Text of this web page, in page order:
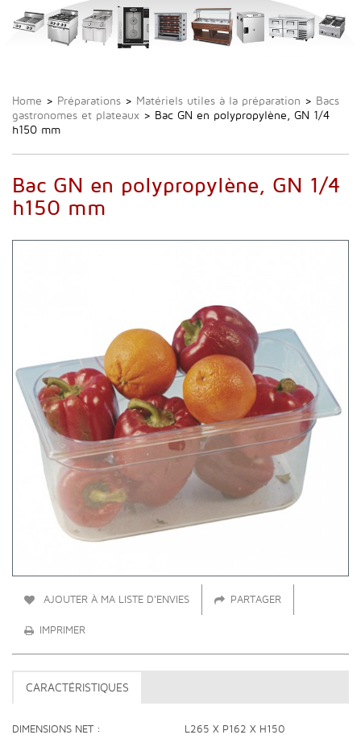
Home > Préparations > Matériels utiles à la préparation > Bacs
gastronomes et plateaux > Bac GN en polypropylène, GN 1/4
h150 mm
Bac GN en polypropylène, GN 1/4
h150 mm
AJOUTER À MA LISTE D'ENVIES PARTAGER
IMPRIMER
CARACTÉRISTIQUES
DIMENSIONS NET L265 X P162 X H150